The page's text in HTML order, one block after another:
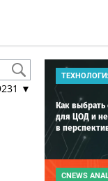
▼
Как выбрать
для ЦОД и не
в
CNEWS